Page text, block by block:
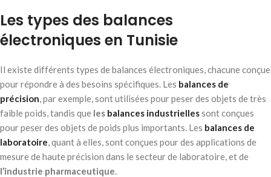
Les types des balances
électroniques en Tunisie
Il existe différents types de balances électroniques, chacune conçue
pour répondre à des besoins spécifiques. Les balances de
précision, par exemple, sont utilisées pour peser des objets de très
faible poids, tandis que les balances industriellessont conçues
pour peser des objets de poids plus importants. Les balances de
laboratoire, quant à elles, sont conçues pour des applications de
mesure de haute précision dans le secteur de laboratoire, et de
l’industrie pharmaceutique.